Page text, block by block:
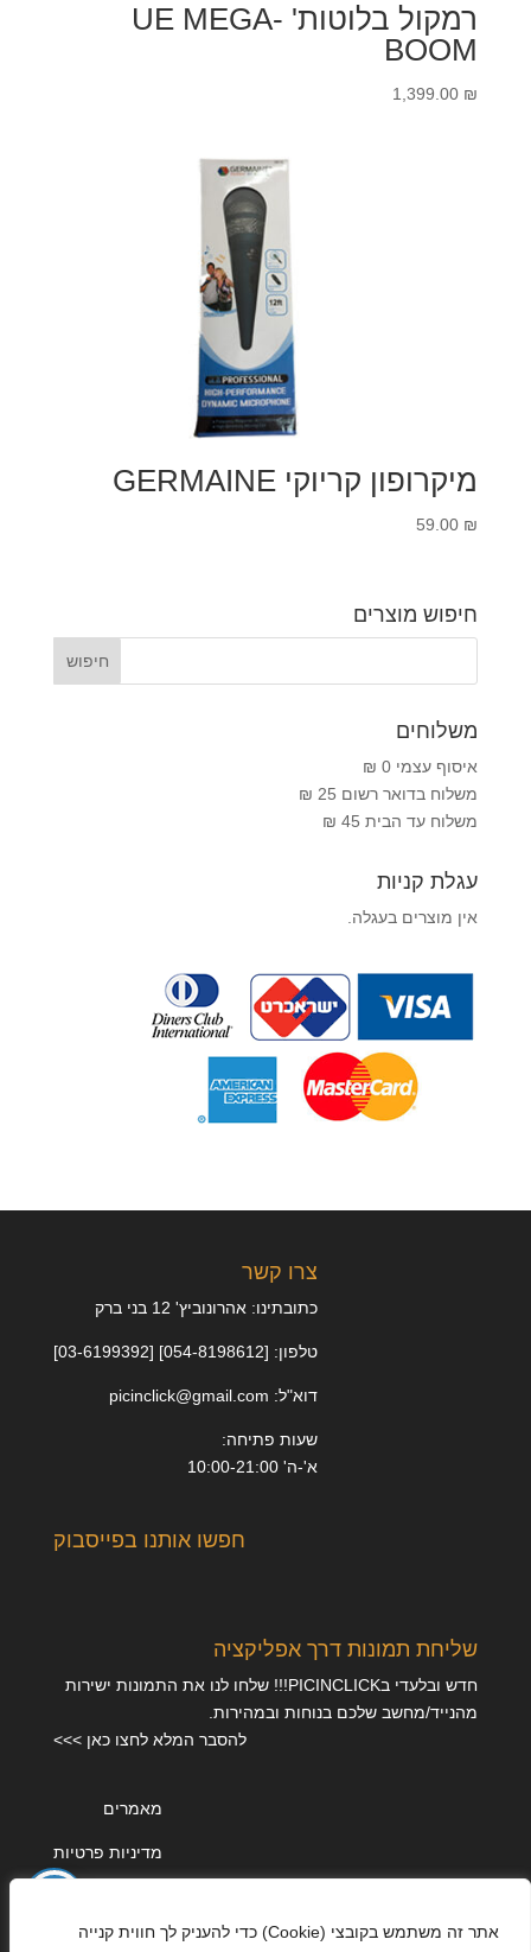
אתר זה משתמש בקובצי (Cookie) כדי להעניק לך חווית קנייה
רמקול בלוטות' UE MEGA-
BOOM
1,399.00 ₪
מיקרופון קריוקי GERMAINE
59.00 ₪
חיפוש מוצרים
משלוחים
איסוף עצמי 0 ₪
משלוח בדואר רשום 25 ₪
משלוח עד הבית 45 ₪
עגלת קניות
אין מוצרים בעגלה.
צרו קשר
כתובתינו: אהרונוביץ' 12 בני ברק
טלפון: [054-8198612] [03-6199392]
דוא"ל: picinclick@gmail.com
שעות פתיחה:
א'-ה' 10:00-21:00
חפשו אותנו בפייסבוק
שליחת תמונות דרך אפליקציה
חדש ובלעדי בPICINCLICK!!! שלחו לנו את התמונות ישירות
מהנייד/מחשב שלכם בנוחות ובמהירות.
להסבר המלא לחצו כאן >>>
מאמרים
מדיניות פרטיות